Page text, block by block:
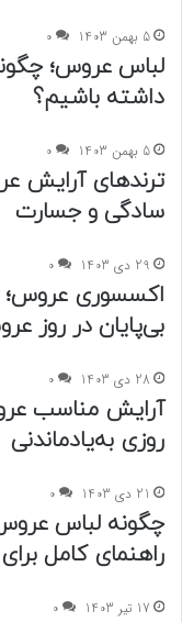
5 بهمن 1403 0
لباس عروس؛
داشته باشیم؟
5 بهمن 1403 0
سادگی و جسارت
29 دی 1403 0
اکسسوری عروس؛
بی‌پایان در روز
28 دی 1403 0
آرایش مناسب
روزی به‌یادماندنی
21 دی 1403 0
چگونه لباس
راهنمای کامل
17 تیر 1403 0